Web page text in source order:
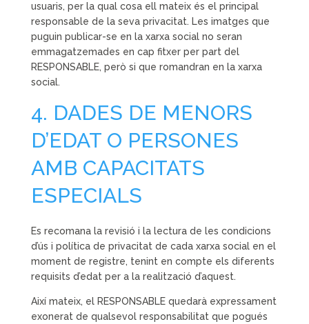
usuaris, per la qual cosa ell mateix és el principal
responsable de la seva privacitat. Les imatges que
puguin publicar-se en la xarxa social no seran
emmagatzemades en cap fitxer per part del
RESPONSABLE, però si que romandran en la xarxa
social.
4. DADES DE MENORS
D’EDAT O PERSONES
AMB CAPACITATS
ESPECIALS
Es recomana la revisió i la lectura de les condicions
d’ús i política de privacitat de cada xarxa social en el
moment de registre, tenint en compte els diferents
requisits d’edat per a la realització d’aquest.
Així mateix, el RESPONSABLE quedarà expressament
exonerat de qualsevol responsabilitat que pogués